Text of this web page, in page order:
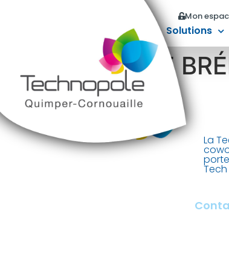
Mon
Solutions
LYCÉE DE
La